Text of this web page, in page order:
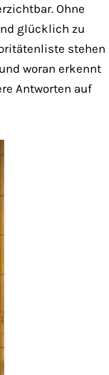
Ohne
glücklich zu
stehen
woran erkennt
Antworten auf